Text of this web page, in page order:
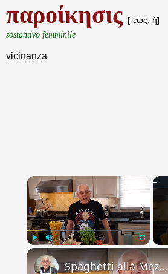
παροίκησις [-εως, ἡ]
sostantivo femminile
vicinanza
Unmute
Spaghetti alla Mezzanotte Recipe